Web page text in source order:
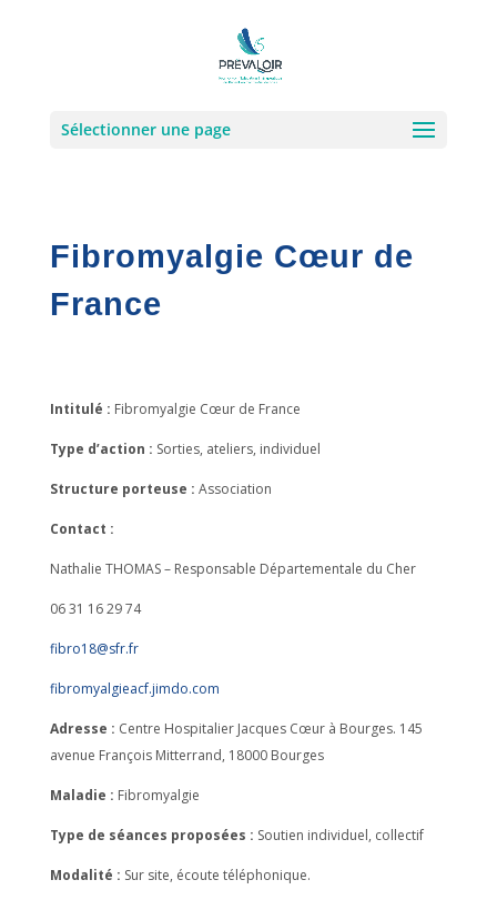
Sélectionner une page
Fibromyalgie Cœur de
France
Intitulé : Fibromyalgie Cœur de France
Type d’action : Sorties, ateliers, individuel
Structure porteuse : Association
Contact :
Nathalie THOMAS – Responsable Départementale du Cher
06 31 16 29 74
fibro18@sfr.fr
fibromyalgieacf.jimdo.com
Adresse : Centre Hospitalier Jacques Cœur à Bourges. 145
avenue François Mitterrand, 18000 Bourges
Maladie : Fibromyalgie
Type de séances proposées : Soutien individuel, collectif
Modalité : Sur site, écoute téléphonique.